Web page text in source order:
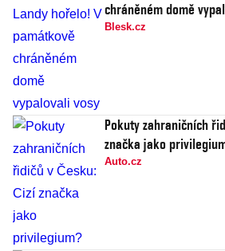
chráněném domě
Blesk.cz
Pokuty zahraničních
značka jako
Auto.cz